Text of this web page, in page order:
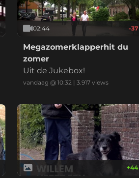
02:44 -37
Megazomerklapperhit du
zomer
Uit de Jukebox!
vandaag @ 10:32 | 3.917views
+44